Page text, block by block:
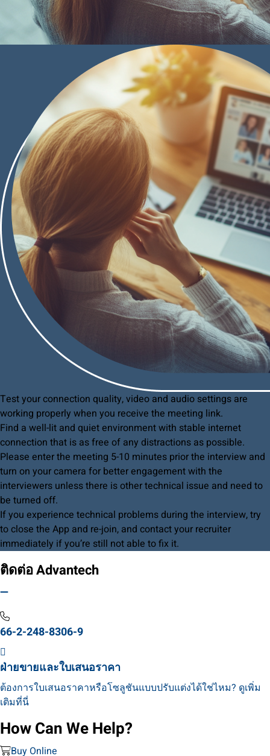
Test your connection quality, video and audio settings are
working properly when you receive the meeting link.
Find a well-lit and quiet environment with stable internet
connection that is as free of any distractions as possible.
Please enter the meeting 5-10 minutes prior the interview and
turn on your camera for better engagement with the
interviewers unless there is other technical issue and need to
be turned off.
If you experience technical problems during the interview, try
to close the App and re-join, and contact your recruiter
immediately if you’re still not able to fix it.
ติดต่อ Advantech
66-2-248-8306-9
ฝ่ายขายและใบเสนอราคา
ต้องการใบเสนอราคาหรือโซลูชันแบบปรับแต่งได้ใช่ไหม? ดูเพิ่ม
เติมที่นี่
How Can We Help?
Buy Online